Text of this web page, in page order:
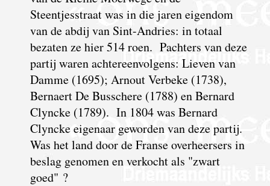
Steentjesstraat was in die jaren eigendom
van de abdij van Sint-Andries: in totaal
bezaten ze hier 514 roen. Pachters van deze
partij waren achtereenvolgens: Lieven van
Damme (1695); Arnout Verbeke (1738),
Bernaert De Busschere (1788) en Bernard
Clyncke (1789). In 1804 was Bernard
Clyncke eigenaar geworden van deze partij.
Was het land door de Franse overheersers in
beslag genomen en verkocht als "zwart
goed" ?